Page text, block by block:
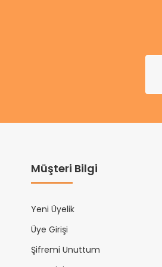
Müşteri Bilgi
Yeni Üyelik
Üye Girişi
Şifremi Unuttum